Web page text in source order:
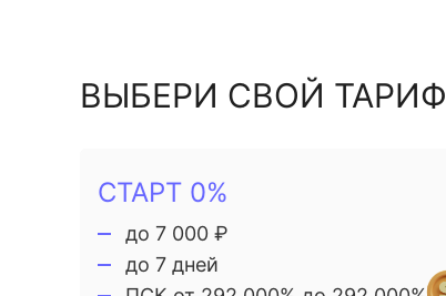
ВЫБЕРИ СВОЙ ТАРИФ
СТАРТ 0%
до 7 000 ₽
до 7 дней